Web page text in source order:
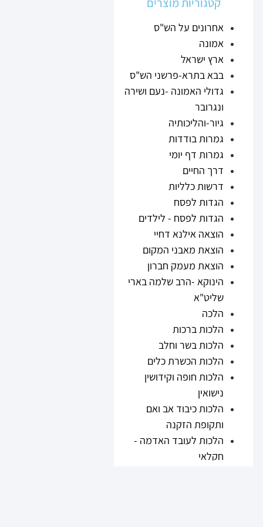
אחרונים על הש"ס
אמונה
ארץ ישראל
בבא בתרא-פרשני הש"ס
גדולי האמונה -נעם ושירה
ונגרובר
גיור-והליכותיה
גמרות בודדות
גמרות דף יומי
דרך החיים
דרשות כלליות
הגדות לפסח
הגדות לפסח - לילדים
הוצאה אילנא דחיי
הוצאת מאבני המקום
הוצאת מעמק חברון
הינוקא -הרב שלמה בארי
שליט"א
הלכה
הלכות ברכות
הלכות בשר וחלב
הלכות הכשרת כלים
הלכות חופה וקידושין
נישואין
הלכות כיבוד אב ואם
ותקופת הזקנה
הלכות לעובד האדמה -
חקלאי